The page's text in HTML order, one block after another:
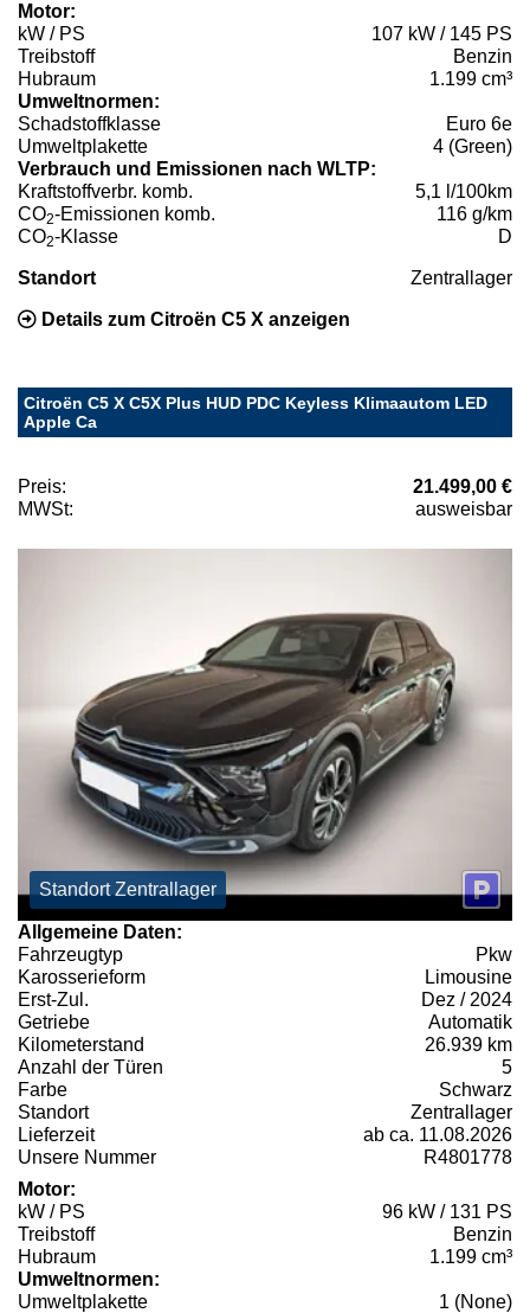
Motor:
kW / PS
107 kW / 145 PS
Treibstoff
Benzin
Hubraum
1.199 cm³
Umweltnormen:
Schadstoffklasse
Euro 6e
Umweltplakette
4 (Green)
Verbrauch und Emissionen nach WLTP:
Kraftstoffverbr. komb.
5,1 l/100km
CO2-Emissionen komb.
116 g/km
CO2-Klasse D
Standort Zentrallager
Details zum Citroën C5 X anzeigen
Citroën C5 X C5X Plus HUD PDC Keyless Klimaautom LED
Apple Ca
Preis:
21.499,00 €
MWSt:
ausweisbar
Standort Zentrallager
Allgemeine Daten:
Fahrzeugtyp
Pkw
Karosserieform
Limousine
Erst-Zul.
Dez / 2024
Getriebe
Automatik
Kilometerstand
26.939 km
Anzahl der Türen
5
Farbe
Schwarz
Standort
Zentrallager
Lieferzeit
ab ca. 11.08.2026
Unsere Nummer
R4801778
Motor:
kW / PS
96 kW / 131 PS
Treibstoff
Benzin
Hubraum
1.199 cm³
Umweltnormen:
Umweltplakette
1 (None)